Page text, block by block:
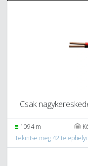
Csak
1094 m
Tekintse meg 42